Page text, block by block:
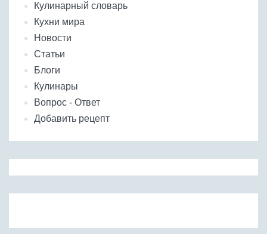
Кулинарный словарь
Кухни мира
Новости
Статьи
Блоги
Кулинары
Вопрос - Ответ
Добавить рецепт